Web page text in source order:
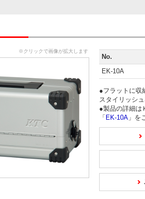
※クリックで画像が拡大します
No.
EK-10A
●フラットに収
スタイリッシ
●製品の詳細は
「 EK-10A 」を